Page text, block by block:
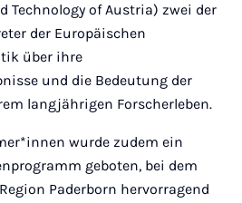
Technology of Austria) zwei der
der Europäischen
über ihre
und die Bedeutung der
langjährigen Forscherleben.
wurde zudem ein
geboten, bei dem
Paderborn hervorragend